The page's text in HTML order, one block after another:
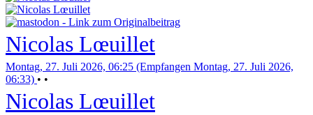
Nicolas Lœuillet
Montag, 27. Juli 2026, 06:25 (Empfangen Montag, 27. Juli 2026,
06:33) • •
Nicolas Lœuillet